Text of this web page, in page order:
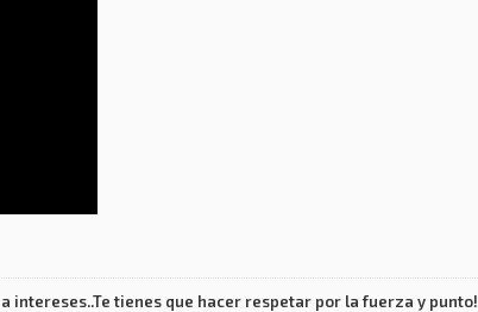
intereses..Te tienes que hacer respetar por la fuerza y punto!